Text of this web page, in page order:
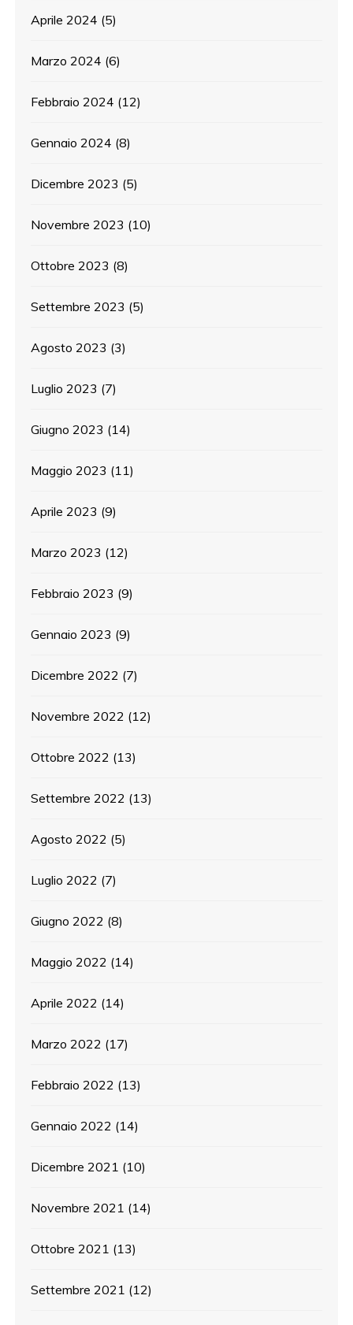
Aprile 2024 (5)
Marzo 2024 (6)
Febbraio 2024 (12)
Gennaio 2024 (8)
Dicembre 2023 (5)
Novembre 2023 (10)
Ottobre 2023 (8)
Settembre 2023 (5)
Agosto 2023 (3)
Luglio 2023 (7)
Giugno 2023 (14)
Maggio 2023 (11)
Aprile 2023 (9)
Marzo 2023 (12)
Febbraio 2023 (9)
Gennaio 2023 (9)
Dicembre 2022 (7)
Novembre 2022 (12)
Ottobre 2022 (13)
Settembre 2022 (13)
Agosto 2022 (5)
Luglio 2022 (7)
Giugno 2022 (8)
Maggio 2022 (14)
Aprile 2022 (14)
Marzo 2022 (17)
Febbraio 2022 (13)
Gennaio 2022 (14)
Dicembre 2021 (10)
Novembre 2021 (14)
Ottobre 2021 (13)
Settembre 2021 (12)